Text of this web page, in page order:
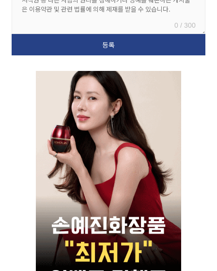
0 / 300